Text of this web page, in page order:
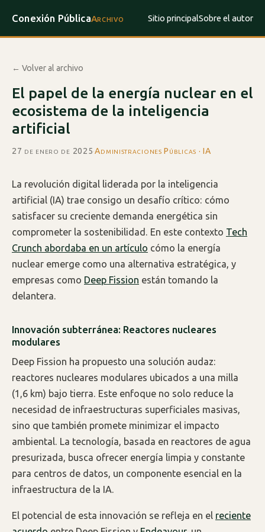
Conexión PúblicaArchivo Sitio principalSobre el autor
← Volver al archivo
El papel de la energía nuclear en el
ecosistema de la inteligencia
artificial
27 de enero de 2025·Administraciones Públicas · IA
La revolución digital liderada por la inteligencia
artificial (IA) trae consigo un desafío crítico: cómo
satisfacer su creciente demanda energética sin
comprometer la sostenibilidad. En este contexto Tech
Crunch abordaba en un artículo cómo la energía
nuclear emerge como una alternativa estratégica, y
empresas como Deep Fission están tomando la
delantera.
Innovación subterránea: Reactores nucleares
modulares
Deep Fission ha propuesto una solución audaz:
reactores nucleares modulares ubicados a una milla
(1,6 km) bajo tierra. Este enfoque no solo reduce la
necesidad de infraestructuras superficiales masivas,
sino que también promete minimizar el impacto
ambiental. La tecnología, basada en reactores de agua
presurizada, busca ofrecer energía limpia y constante
para centros de datos, un componente esencial en la
infraestructura de la IA.
El potencial de esta innovación se refleja en el reciente